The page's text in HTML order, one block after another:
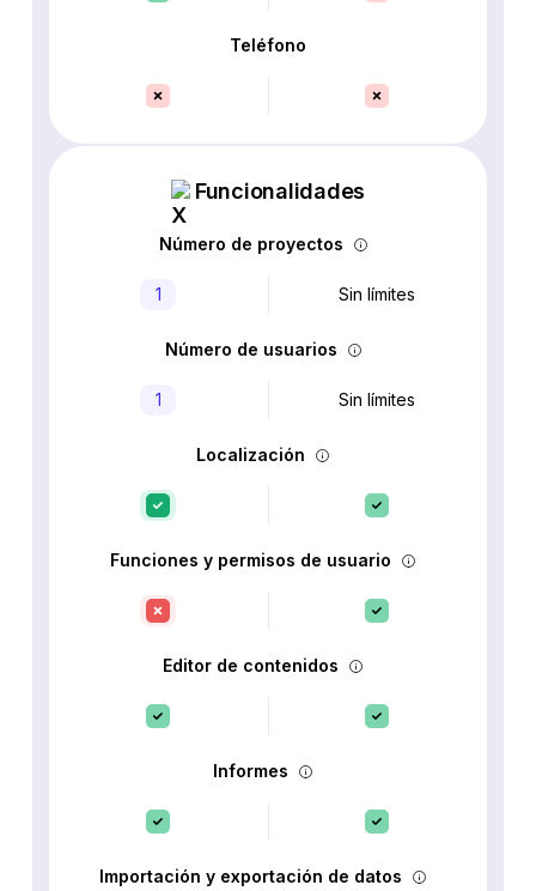
Teléfono
Funcionalidades
Número de proyectos
1 Sin límites
Número de usuarios
1 Sin límites
Localización
Funciones y permisos de usuario
Editor de contenidos
Informes
Importación y exportación de datos